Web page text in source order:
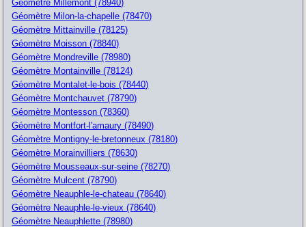
Géomètre Millemont (78940)
Géomètre Milon-la-chapelle (78470)
Géomètre Mittainville (78125)
Géomètre Moisson (78840)
Géomètre Mondreville (78980)
Géomètre Montainville (78124)
Géomètre Montalet-le-bois (78440)
Géomètre Montchauvet (78790)
Géomètre Montesson (78360)
Géomètre Montfort-l'amaury (78490)
Géomètre Montigny-le-bretonneux (78180)
Géomètre Morainvilliers (78630)
Géomètre Mousseaux-sur-seine (78270)
Géomètre Mulcent (78790)
Géomètre Neauphle-le-chateau (78640)
Géomètre Neauphle-le-vieux (78640)
Géomètre Neauphlette (78980)